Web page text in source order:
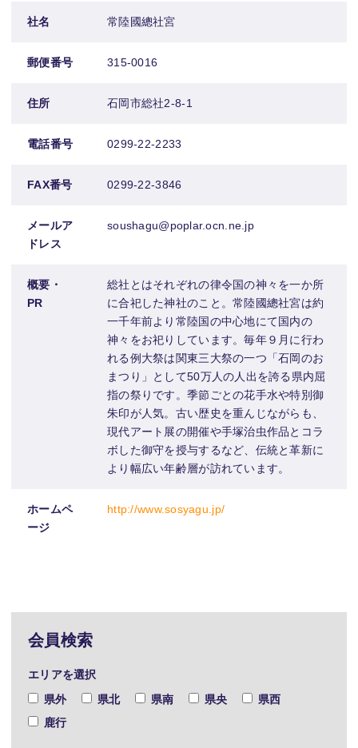
社名 常陸國總社宮
郵便番号 315-0016
住所 石岡市総社2-8-1
電話番号 0299-22-2233
FAX番号 0299-22-3846
メールア
ドレス
soushagu@poplar.ocn.ne.jp
概要・
PR
総社とはそれぞれの律令国の神々を一か所
に合祀した神社のこと。常陸國總社宮は約
一千年前より常陸国の中心地にて国内の
神々をお祀りしています。毎年９月に行わ
れる例大祭は関東三大祭の一つ「石岡のお
まつり」として50万人の人出を誇る県内屈
指の祭りです。季節ごとの花手水や特別御
朱印が人気。古い歴史を重んじながらも、
現代アート展の開催や手塚治虫作品とコラ
ボした御守を授与するなど、伝統と革新に
より幅広い年齢層が訪れています。
ホームペ
ージ
http://www.sosyagu.jp/
会員検索
エリアを選択
県外
県北 県南 県央
県西
鹿行